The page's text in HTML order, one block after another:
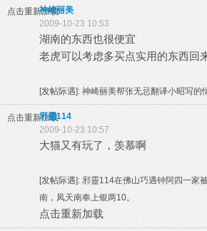
点击重新加载
神崎丽美
2009-10-23 10:53
湖南的东西也很便宜
老虎可以考虑多买点实用的东西回
[发帖际遇]: 神崎丽美帮张无忌翻译小昭写的
点击重新加载
邪靈114
2009-10-23 10:57
大猫又有玩了，羡慕啊
[发帖际遇]: 邪靈114在佛山巧遇钟阿四一家
南，凤天南奉上银两10。
点击重新加载